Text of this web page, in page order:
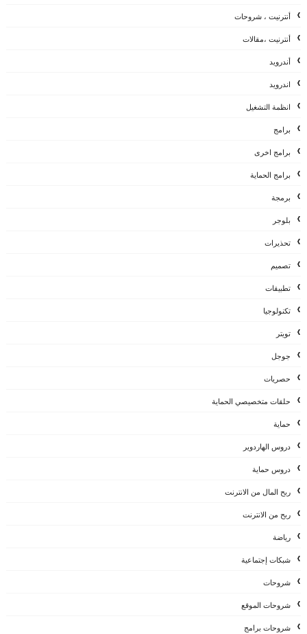
أنترنيت ، شروحات
أنترنيت ،مقالات
أندرويد
اندرويد
انظمة التشغيل
برامج
برامج اخرى
برامج الحماية
برمجة
بلوجر
تحذيرات
تصميم
تطبيقات
تكنولوجيا
تويتر
جوجل
حصريات
حلقات متخصيصي الحماية
حماية
دروس الهاردوير
دروس حماية
ربح المال من الانترنت
ربح من الانترنت
رياضة
شبكات إجتماعية
شروحات
شروحات الموقع
شروحات برامج